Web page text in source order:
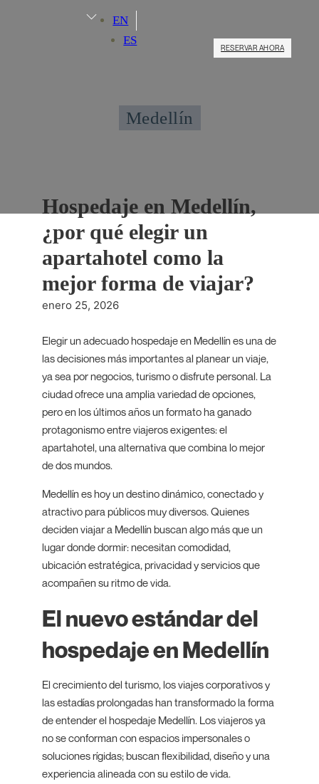
EN
ES
RESERVAR AHORA
Medellín
Hospedaje en Medellín,
¿por qué elegir un
apartahotel como la
mejor forma de viajar?
enero 25, 2026
Elegir un adecuado hospedaje en Medellín es una de
las decisiones más importantes al planear un viaje,
ya sea por negocios, turismo o disfrute personal. La
ciudad ofrece una amplia variedad de opciones,
pero en los últimos años un formato ha ganado
protagonismo entre viajeros exigentes: el
apartahotel, una alternativa que combina lo mejor
de dos mundos.
Medellín es hoy un destino dinámico, conectado y
atractivo para públicos muy diversos. Quienes
deciden viajar a Medellín buscan algo más que un
lugar donde dormir: necesitan comodidad,
ubicación estratégica, privacidad y servicios que
acompañen su ritmo de vida.
El nuevo estándar del
hospedaje en Medellín
El crecimiento del turismo, los viajes corporativos y
las estadías prolongadas han transformado la forma
de entender el hospedaje Medellín. Los viajeros ya
no se conforman con espacios impersonales o
soluciones rígidas; buscan flexibilidad, diseño y una
experiencia alineada con su estilo de vida.